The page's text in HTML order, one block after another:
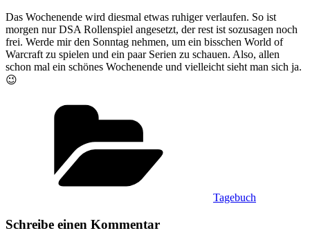
Das Wochenende wird diesmal etwas ruhiger verlaufen. So ist
morgen nur DSA Rollenspiel angesetzt, der rest ist sozusagen noch
frei. Werde mir den Sonntag nehmen, um ein bisschen World of
Warcraft zu spielen und ein paar Serien zu schauen. Also, allen
schon mal ein schönes Wochenende und vielleicht sieht man sich ja.
😉
Tagebuch
Schreibe einen Kommentar